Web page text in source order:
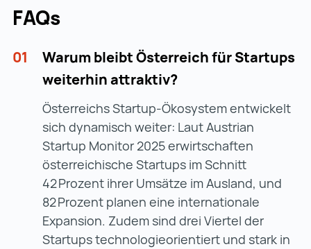
FAQs
01
Warum bleibt Österreich für Startups
weiterhin attraktiv?
Österreichs Startup-Ökosystem entwickelt
sich dynamisch weiter: Laut Austrian
Startup Monitor 2025 erwirtschaften
österreichische Startups im Schnitt
42 Prozent ihrer Umsätze im Ausland, und
82 Prozent planen eine internationale
Expansion. Zudem sind drei Viertel der
Startups technologieorientiert und stark in